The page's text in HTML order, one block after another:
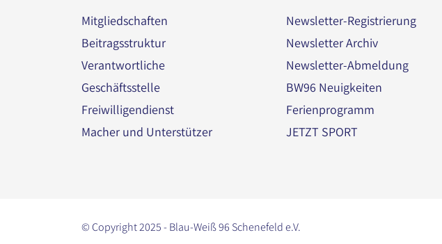
Mitgliedschaften
Beitragsstruktur
Verantwortliche
Geschäftsstelle
Freiwilligendienst
Macher und Unterstützer
Newsletter-Registrierung
Newsletter Archiv
Newsletter-Abmeldung
BW96 Neuigkeiten
Ferienprogramm
JETZT SPORT
© Copyright 2025 - Blau-Weiß 96 Schenefeld e.V.